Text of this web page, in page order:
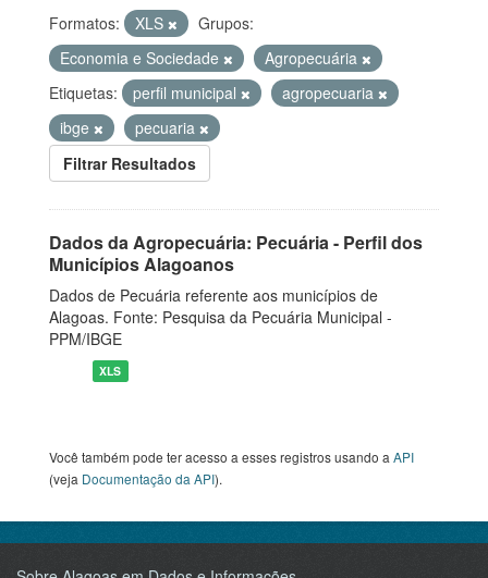
Formatos: XLS
Grupos:
Economia e Sociedade
Agropecuária
Etiquetas:
perfil municipal
agropecuaria
ibge
pecuaria
Filtrar Resultados
Dados da Agropecuária: Pecuária - Perfil dos
Municípios Alagoanos
Dados de Pecuária referente aos municípios de
Alagoas. Fonte: Pesquisa da Pecuária Municipal -
PPM/IBGE
XLS
Você também pode ter acesso a esses registros usando a API
(veja Documentação da API).